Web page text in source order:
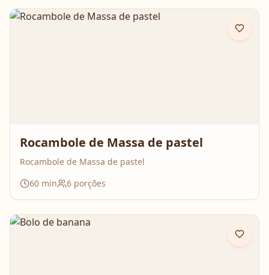
impossível de resistir 💛
Rocambole de Massa de pastel
Rocambole de Massa de pastel
60 min 6 porções